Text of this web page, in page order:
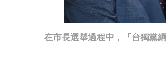
在市長選舉過程中，「台獨黨